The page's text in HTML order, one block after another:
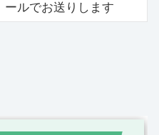
ールでお送りします